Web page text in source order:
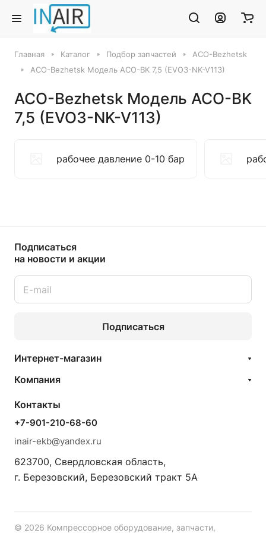
Главная Каталог Подбор запчастей
ACO-Bezhetsk
ACO-Bezhetsk Модель ACO-BK 7,5 (EVO3-NK-V113)
ACO-Bezhetsk Модель ACO-BK
7,5 (EVO3-NK-V113)
рабочее давление 0-10 бар
Подписаться
на новости и акции
Подписаться
Интернет-магазин
Компания
Контакты
+7-901-210-68-60
inair-ekb@yandex.ru
623700, Свердловская область,
г. Березовский, Березовский тракт 5А
© 2026 Компрессорное оборудование, запчасти,